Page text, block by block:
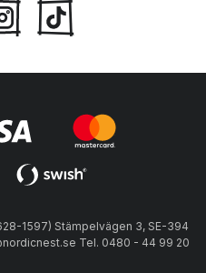
1597) Stämpelvägen 3, SE-394
Tel. 0480 - 44 99 20